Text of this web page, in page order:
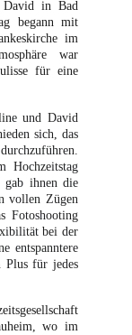
David in Bad
begann mit
im
war
für eine
und David
sich, das
Hochzeitstag
ihnen die
vollen Zügen
Fotoshooting
bei der
entspanntere
Plus für jedes
wo im